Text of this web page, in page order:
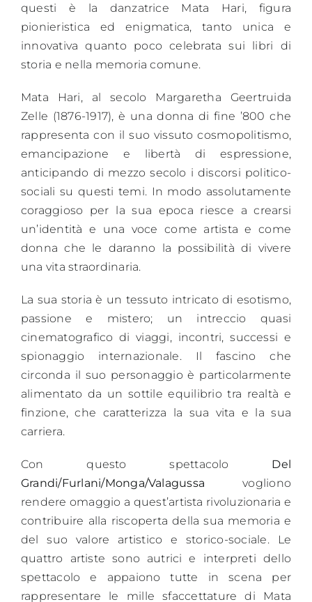
questi è la danzatrice Mata Hari, figura
pionieristica ed enigmatica, tanto unica e
innovativa quanto poco celebrata sui libri di
storia e nella memoria comune.
Mata Hari, al secolo Margaretha Geertruida
Zelle (1876-1917), è una donna di fine ’800 che
rappresenta con il suo vissuto cosmopolitismo,
emancipazione e libertà di espressione,
anticipando di mezzo secolo i discorsi politico-
sociali su questi temi. In modo assolutamente
coraggioso per la sua epoca riesce a crearsi
un’identità e una voce come artista e come
donna che le daranno la possibilità di vivere
una vita straordinaria.
La sua storia è un tessuto intricato di esotismo,
passione e mistero; un intreccio quasi
cinematografico di viaggi, incontri, successi e
spionaggio internazionale. Il fascino che
circonda il suo personaggio è particolarmente
alimentato da un sottile equilibrio tra realtà e
finzione, che caratterizza la sua vita e la sua
carriera.
Con questo spettacolo Del
Grandi/Furlani/Monga/Valagussa vogliono
rendere omaggio a quest’artista rivoluzionaria e
contribuire alla riscoperta della sua memoria e
del suo valore artistico e storico-sociale. Le
quattro artiste sono autrici e interpreti dello
spettacolo e appaiono tutte in scena per
rappresentare le mille sfaccettature di Mata